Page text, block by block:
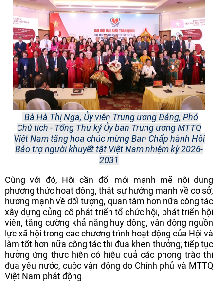
Bà Hà Thị Nga, Ủy viên Trung ương Đảng, Phó
Chủ tịch - Tổng Thư ký Ủy ban Trung ương MTTQ
Việt Nam tặng hoa chúc mừng Ban Chấp hành Hội
Bảo trợ người khuyết tật Việt Nam nhiệm kỳ 2026-
2031
Cùng với đó, Hội cần đổi mới mạnh mẽ nội dung
phương thức hoạt động, thật sự hướng mạnh về cơ sở,
hướng mạnh về đối tượng, quan tâm hơn nữa công tác
xây dựng củng cố phát triển tổ chức hội, phát triển hội
viên, tăng cường khả năng huy động, vận động nguồn
lực xã hội trong các chương trình hoạt động của Hội và
làm tốt hơn nữa công tác thi đua khen thưởng; tiếp tục
hưởng ứng thực hiện có hiệu quả các phong trào thi
đua yêu nước, cuộc vận động do Chính phủ và MTTQ
Việt Nam phát động.